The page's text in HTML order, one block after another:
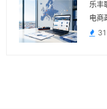
乐丰
电商
31